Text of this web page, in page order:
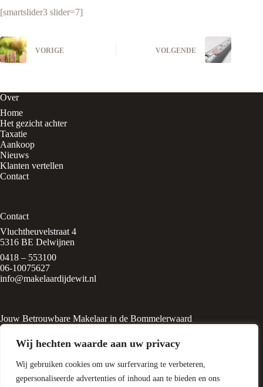
Wij hechten waarde aan uw privacy
Wij gebruiken cookies om uw surfervaring te verbeteren,
gepersonaliseerde advertenties of inhoud aan te bieden en ons
[smartslider3 slider=7]
VORIGE VOLGENDE
Over
Home
Het gezicht achter
Taxatie
Aankoop
Nieuws
Klanten vertellen
Contact
Contact
Vluchtheuvelstraat 4
5316 BE Delwijnen
0418 – 553100
06-10075627
info@makelaardijdewit.nl
Jouw Betrouwbare Makelaar in de Bommelerwaard
rustige, groene dorp
geleid door Liesbeth de Wit, een
ervaren makelaar met een passie voor huizen en